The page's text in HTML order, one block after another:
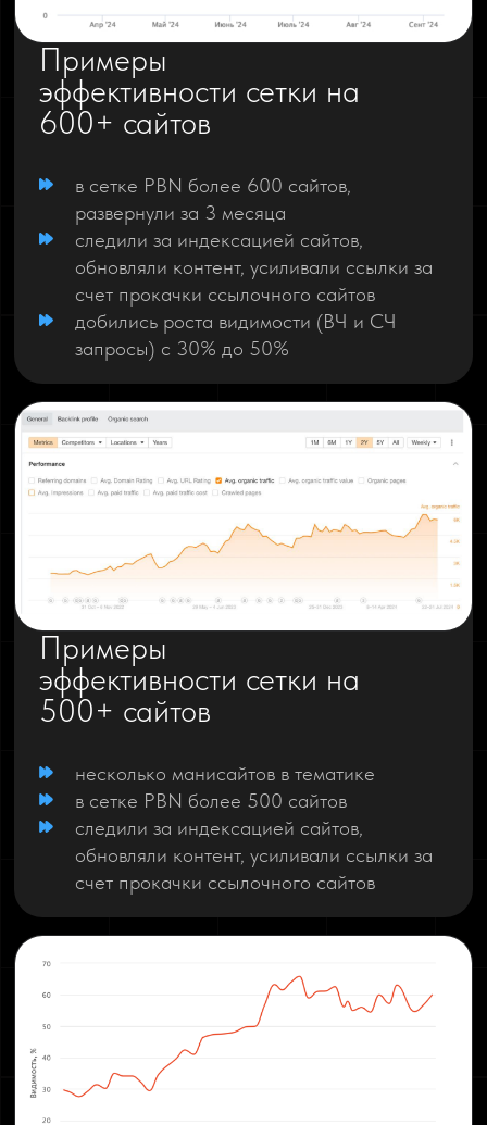
Примеры
эффективности сетки на
600+ сайтов
в сетке PBN более 600 сайтов,
развернули за 3 месяца
следили за индексацией сайтов,
обновляли контент, усиливали ссылки за
счет прокачки ссылочного сайтов
добились роста видимости (ВЧ и СЧ
запросы) с 30% до 50%
Примеры
эффективности сетки на
500+ сайтов
несколько манисайтов в тематике
в сетке PBN более 500 сайтов
следили за индексацией сайтов,
обновляли контент, усиливали ссылки за
счет прокачки ссылочного сайтов